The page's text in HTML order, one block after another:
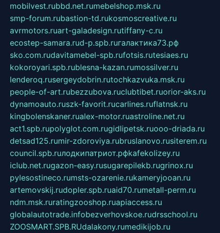
mobilvest.rubbd.net.rumebelshop.msk.ru
smp-forum.rubastion-td.rukosmoscreative.ru
avrmotors.ruart-galadesign.rutiffany-c.ru
ecostep-samara.rud-p.spb.ruгалактика73.рф
sko.com.rudavitamebel-spb.rufotsis.rutesiaes.ru
kokoroyari.spb.rublesna-kazan.rumossilver.ru
lenderoq.rusergeydobrin.rutochkazvuka.msk.ru
people-of-art.rubezzubova.ruclubtibet.ruorior-aks.ru
dynamoauto.ruszk-favorit.rucarlines.ruflatnsk.ru
kingbolenskaner.rualex-motor.ruastroline.net.ru
act1.spb.rupolyglot.com.rugidlipetsk.ruooo-driada.ru
detsad125.rumir-zdoroviya.rubruslanovo.rusiterem.ru
council.spb.ruлодкипатриот.рфkafekolizey.ru
iclub.net.rugazon-easy.rusugarepilekb.rugrinox.ru
pylesostineco.rumsts-ozarenie.rukameryjooan.ru
artemovskij.rudopler.spb.ruaid70.rumetall-perm.ru
ndm.msk.ruratingzooshop.ruapiaccess.ru
globalautotrade.infobezverhovskoe.rudrsschool.ru
ZOOSMART.SPB.RUdalakony.rumedikijob.ru